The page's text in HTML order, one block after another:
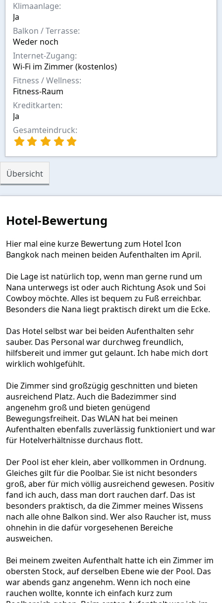
Klimaanlage
Ja
Balkon / Terrasse
Weder noch
Internet-Zugang
Wi-Fi im Zimmer (kostenlos)
Fitness / Wellness
Fitness-Raum
Kreditkarten
Ja
Gesamteindruck
0
e
n
(
)
Übersicht
Hotel-Bewertung
Hier mal eine kurze Bewertung zum Hotel Icon
Bangkok nach meinen beiden Aufenthalten im April.
Die Lage ist natürlich top, wenn man gerne rund um
Nana unterwegs ist oder auch Richtung Asok und Soi
Cowboy möchte. Alles ist bequem zu Fuß erreichbar.
Besonders die Nana liegt praktisch direkt um die Ecke.
Das Hotel selbst war bei beiden Aufenthalten sehr
sauber. Das Personal war durchweg freundlich,
hilfsbereit und immer gut gelaunt. Ich habe mich dort
wirklich wohlgefühlt.
Die Zimmer sind großzügig geschnitten und bieten
ausreichend Platz. Auch die Badezimmer sind
angenehm groß und bieten genügend
Bewegungsfreiheit. Das WLAN hat bei meinen
Aufenthalten ebenfalls zuverlässig funktioniert und war
für Hotelverhältnisse durchaus flott.
Der Pool ist eher klein, aber vollkommen in Ordnung.
Gleiches gilt für die Poolbar. Sie ist nicht besonders
groß, aber für mich völlig ausreichend gewesen. Positiv
fand ich auch, dass man dort rauchen darf. Das ist
besonders praktisch, da die Zimmer meines Wissens
nach alle ohne Balkon sind. Wer also Raucher ist, muss
ohnehin in die dafür vorgesehenen Bereiche
ausweichen.
Bei meinem zweiten Aufenthalt hatte ich ein Zimmer im
obersten Stock, auf derselben Ebene wie der Pool. Das
war abends ganz angenehm. Wenn ich noch eine
rauchen wollte, konnte ich einfach kurz zum